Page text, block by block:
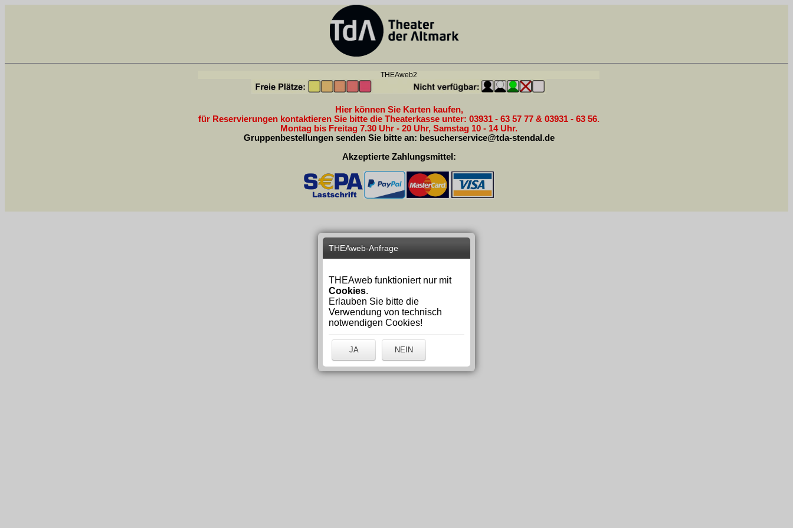
THEAweb2
Hier können Sie Karten kaufen,
für Reservierungen kontaktieren Sie bitte die Theaterkasse unter: 03931 - 63 57 77 & 03931 - 63 56.
Montag bis Freitag 7.30 Uhr - 20 Uhr, Samstag 10 - 14 Uhr.
Gruppenbestellungen senden Sie bitte an: besucherservice@tda-stendal.de
Akzeptierte Zahlungsmittel:
THEAweb-Anfrage
THEAweb funktioniert nur mit
Cookies.
Erlauben Sie bitte die
Verwendung von technisch
notwendigen Cookies!
JA NEIN